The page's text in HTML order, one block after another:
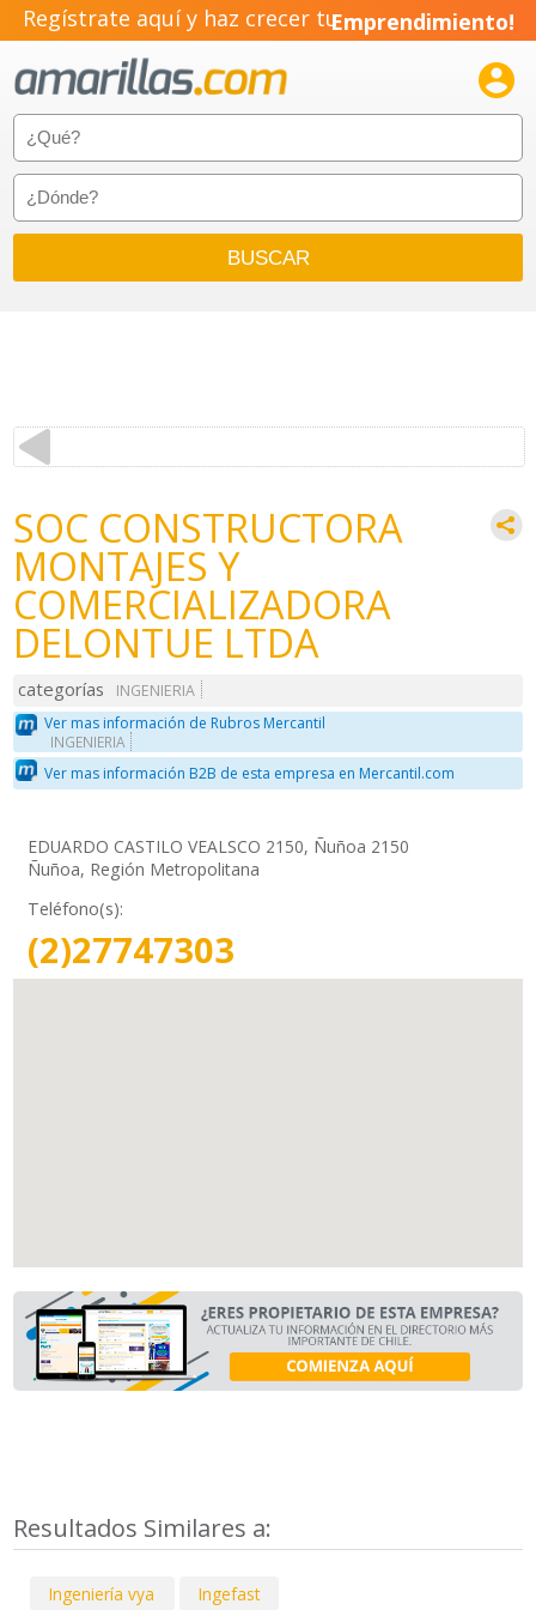
Regístrate aquí y haz crecer tuEmprendimiento!

SOC CONSTRUCTORA
MONTAJES Y
COMERCIALIZADORA
DELONTUE LTDA
categorías
INGENIERIA
Ver mas información de Rubros Mercantil
INGENIERIA
Ver mas información B2B de esta empresa en Mercantil.com
EDUARDO CASTILO VEALSCO 2150, Ñuñoa 2150
Ñuñoa, Región Metropolitana
Teléfono(s):
(2)27747303
Resultados Similares a:
Ingeniería vya Ingefast